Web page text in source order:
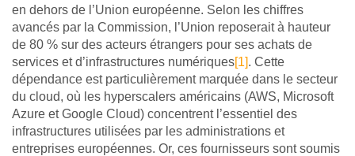
en dehors de l’Union européenne. Selon les chiffres
avancés par la Commission, l’Union reposerait à hauteur
de 80 % sur des acteurs étrangers pour ses achats de
services et d’infrastructures numériques[1]. Cette
dépendance est particulièrement marquée dans le secteur
du cloud, où les hyperscalers américains (AWS, Microsoft
Azure et Google Cloud) concentrent l’essentiel des
infrastructures utilisées par les administrations et
entreprises européennes. Or, ces fournisseurs sont soumis